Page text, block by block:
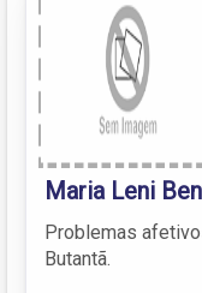
Maria Leni
Problemas
Butantã.